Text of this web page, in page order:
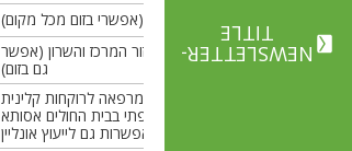
איזור מרכז (אפשרי בזום מכל מקום)
מקבלת באיזור המרכז והשרון (אפשר
גם בזום)
מקבלת במרפאה לרוקחות קלינית
וייעוץ תרופתי בבית החולים אסותא
אשדוד. אפשרות גם לייעוץ אונליין
NEWSLETTER-
TITLE